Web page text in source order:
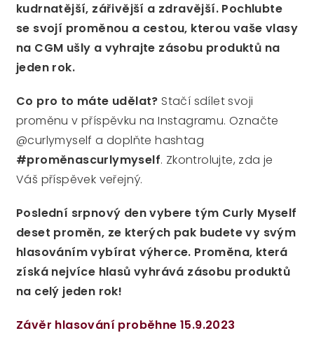
kudrnatější, zářivější a zdravější. Pochlubte
se svojí proměnou a cestou, kterou vaše vlasy
na CGM ušly a vyhrajte zásobu produktů na
jeden rok.
Co pro to máte udělat? Stačí sdílet svoji
proměnu v příspěvku na Instagramu. Označte
@curlymyself a doplňte hashtag
#proměnascurlymyself. Zkontrolujte, zda je
Váš příspěvek veřejný.
Poslední srpnový den vybere tým Curly Myself
deset proměn, ze kterých pak budete vy svým
hlasováním vybírat výherce. Proměna, která
získá nejvíce hlasů vyhrává zásobu produktů
na celý jeden rok!
Závěr hlasování proběhne 15.9.2023